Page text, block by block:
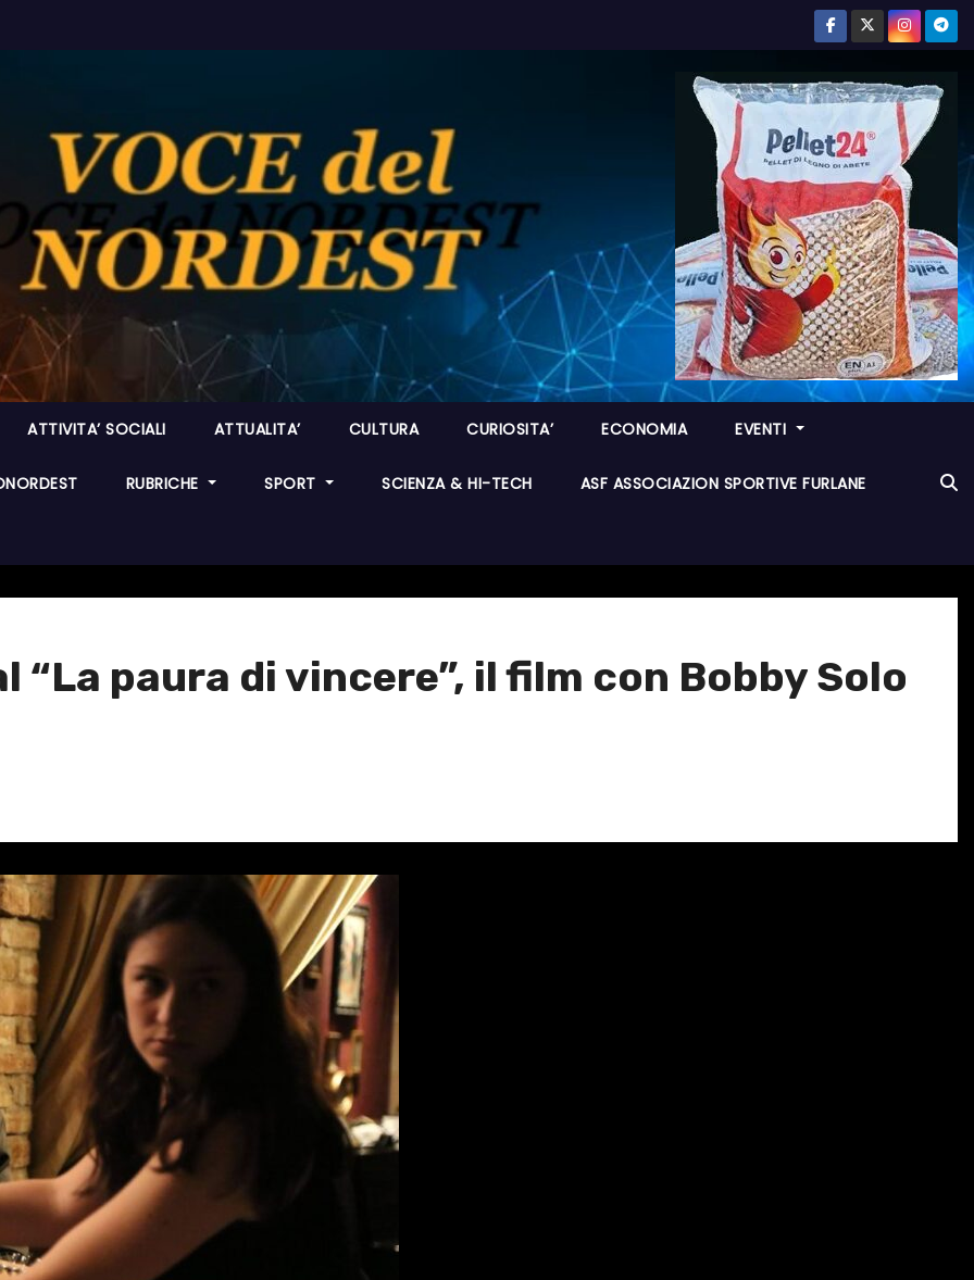
ATTIVITA’ SOCIALI ATTUALITA’ CULTURA CURIOSITA’ ECONOMIA EVENTI
RUBRICHE SPORT SCIENZA & HI-TECH ASF ASSOCIAZION SPORTIVE FURLANE
“La paura di vincere”, il film con Bobby Solo